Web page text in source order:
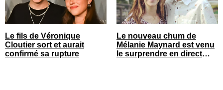
Le fils de Véronique
Cloutier sort et aurait
confirmé sa rupture
Le nouveau chum de
Mélanie Maynard est venu
le surprendre en direct